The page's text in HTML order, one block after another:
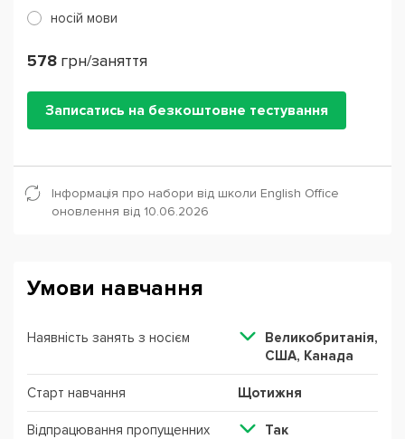
носій мови
578 грн/заняття
Записатись на безкоштовне тестування
Інформація про набори від школи English Office
оновлення від 10.06.2026
Умови навчання
Наявність занять з носієм
Великобританія,
США, Канада
Старт навчання Щотижня
Відпрацювання пропущенних
Так